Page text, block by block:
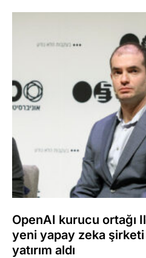
OpenAI kurucu ortağı
yeni yapay zeka şirketi
yatırım aldı